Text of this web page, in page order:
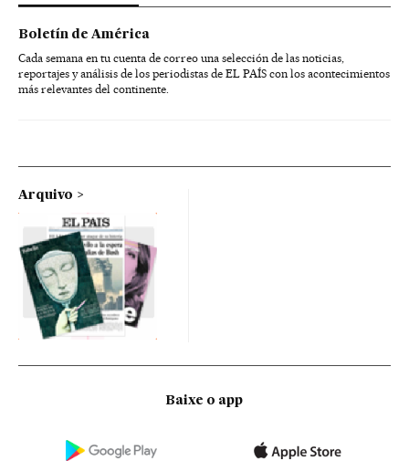
Boletín de América
Cada semana en tu cuenta de correo una selección de las noticias,
reportajes y análisis de los periodistas de EL PAÍS con los acontecimientos
más relevantes del continente.
Arquivo
Baixe o app